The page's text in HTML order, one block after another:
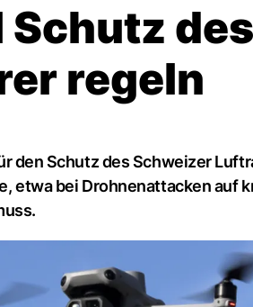
regeln
den Schutz des Schweizer
etwa bei Drohnenattacken auf